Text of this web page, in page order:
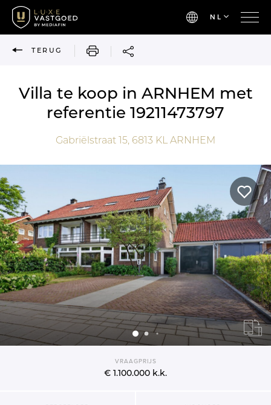
NL
TERUG AFDRUKKEN
Villa te koop in ARNHEM met
referentie 19211473797
Gabriëlstraat 15, 6813 KL ARNHEM
VRAAGPRIJS
€ 1.100.000 k.k.